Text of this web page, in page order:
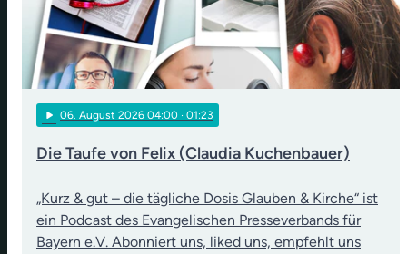
play_arrow 06. August 2026 04:00 · 01:23
Die Taufe von Felix (Claudia Kuchenbauer)
„Kurz & gut – die tägliche Dosis Glauben & Kirche“ ist
ein Podcast des Evangelischen Presseverbands für
Bayern e.V. Abonniert uns, liked uns, empfehlt uns